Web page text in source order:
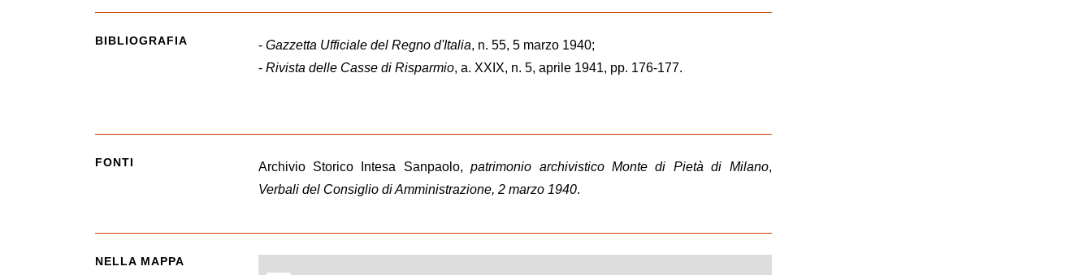
BIBLIOGRAFIA - Gazzetta Ufficiale del Regno d'Italia, n. 55, 5 marzo 1940;
- Rivista delle Casse di Risparmio, a. XXIX, n. 5, aprile 1941, pp. 176-177.
FONTI Archivio Storico Intesa Sanpaolo,patrimonio archivistico Monte di Pietà di Milano,
Verbali del Consiglio di Amministrazione, 2 marzo 1940.
NELLA MAPPA